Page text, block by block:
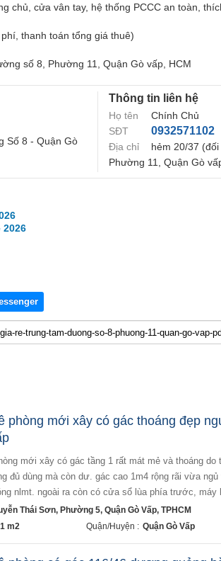
chủ, cửa vân tay, hệ thống PCCC an toàn,
thanh toán tổng giá thuê)
số 8, Phường 11, Quận Gò vấp, HCM
Số 8 - Quận Gò
Thông tin liên hệ
Họ tên
Chính Chủ
SĐT
0932571102
Địa chỉ
hẻm 20/37
Phường 11, Quận Gò
2026
phòng mới xây có gác thoáng đẹp
đủ dùng mà còn dư. gác cao 1m4 rộng rãi vừa
nlmt. ngoài ra còn có cửa sổ lùa phía trước, máy
Thái Sơn, Phường 5, Quận Gò Vấp, TPHCM
m2 Quận/Huyện : Quận Gò Vấp